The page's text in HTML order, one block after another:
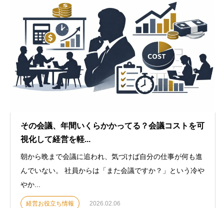
その会議、年間いくらかかってる？会議コストを可
視化して経営を軽...
朝から晩まで会議に追われ、気づけば自分の仕事が何も進
んでいない。 社員からは「また会議ですか？」という冷や
やか...
経営お役立ち情報 2026.02.06